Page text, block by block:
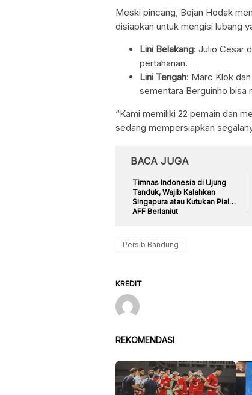
Meski pincang, Bojan Hodak
disiapkan untuk mengisi lubang
Lini Belakang: Julio Cesar
pertahanan.
Lini Tengah: Marc Klok
sementara Berguinho bisa
“Kami memiliki 22 pemain dan
sedang mempersiapkan
BACA JUGA
Timnas Indonesia di Ujung
Tanduk, Wajib Kalahkan
Singapura atau Kutukan Piala
AFF Berlanjut
Persib Bandung
KREDIT
REKOMENDASI